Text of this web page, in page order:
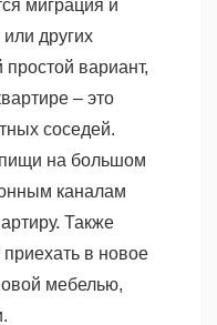
миграция и
других
вариант,
– это
соседей.
пищи на большом
каналам
Также
в новое
мебелью,